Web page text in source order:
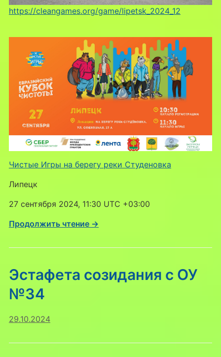
https://cleangames.org/game/lipetsk_2024_12
Чистые Игры на берегу реки Студеновка
Липецк
27 сентября 2024, 11:30 UTC +03:00
Продолжить чтение →
Эстафета созидания с ОУ
№34
29.10.2024